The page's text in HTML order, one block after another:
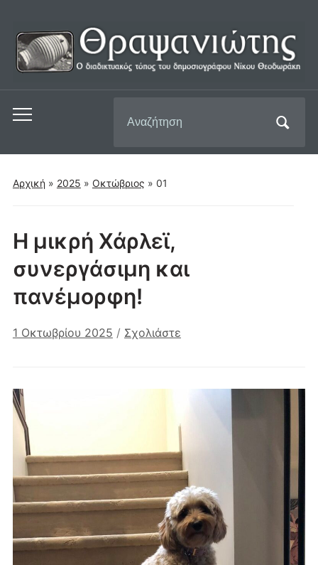
Εναλλαγή
μενού
για
για:
Αρχική » 2025 » Οκτώβριος » 01
Η μικρή Χάρλεϊ,
συνεργάσιμη και
πανέμορφη!
1 Οκτωβρίου 2025 / Σχολιάστε